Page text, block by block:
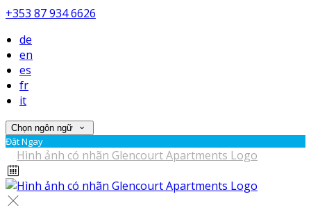
+353 87 934 6626
de
en
es
fr
it
Chọn ngôn ngữ
Đặt Ngay